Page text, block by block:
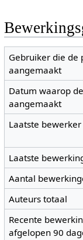
Gebruiker die de
aangemaakt
Datum waarop
aangemaakt
Laatste bewerker
Laatste
Aantal
Auteurs totaal
Recente
afgelopen 90